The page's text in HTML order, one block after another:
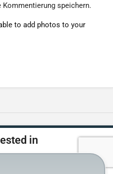
speichern.
to add photos to your
in